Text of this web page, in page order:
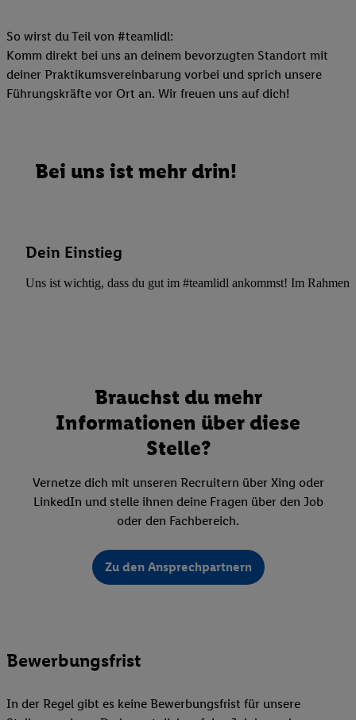
So wirst du Teil von #teamlidl:
Komm direkt bei uns an deinem bevorzugten Standort mit
deiner Praktikumsvereinbarung vorbei und sprich unsere
Führungskräfte vor Ort an. Wir freuen uns auf dich!
Bei uns ist mehr drin!
Dein Einstieg
Uns ist wichtig, dass du gut im #teamlidl ankommst! Im Rahmen
Brauchst du mehr
Informationen über diese
Stelle?
Vernetze dich mit unseren Recruitern über Xing oder
LinkedIn und stelle ihnen deine Fragen über den Job
oder den Fachbereich.
Zu den Ansprechpartnern
Bewerbungsfrist
In der Regel gibt es keine Bewerbungsfrist für unsere